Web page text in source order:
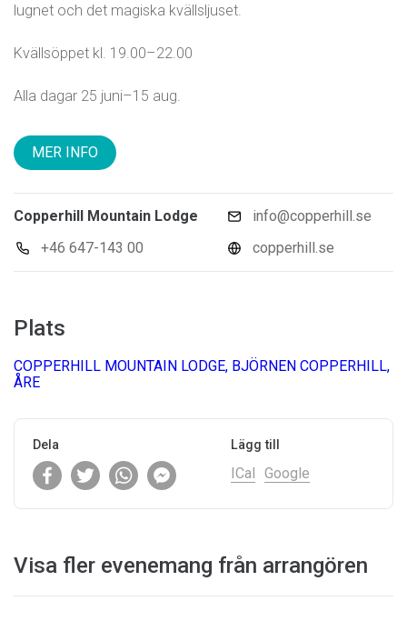
lugnet och det magiska kvällsljuset.
Kvällsöppet kl. 19.00–22.00
Alla dagar 25 juni–15 aug.
MER INFO
Copperhill Mountain Lodge
+46 647-143 00
info@copperhill.se
copperhill.se
Plats
COPPERHILL MOUNTAIN LODGE, BJÖRNEN COPPERHILL,
ÅRE
Dela Lägg till
ICal Google
Visa fler evenemang från arrangören